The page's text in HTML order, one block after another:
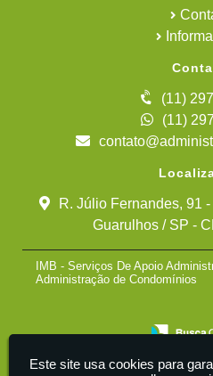
(11)
(11)
R. Júlio Fernandes, 91
Guarulhos / SP -
IMB - Serviços De Apoio
Administração de Condomínios
Este site usa cookies para